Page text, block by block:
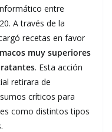
entre
A través de la
recetas en favor
muy superiores
. Esta acción
retirara de
críticos para
como distintos tipos